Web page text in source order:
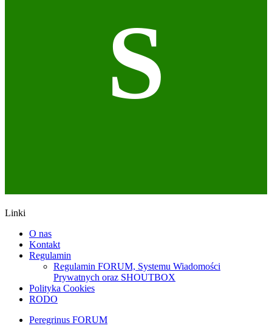
S
Linki
O nas
Kontakt
Regulamin
Regulamin FORUM, Systemu Wiadomości
Prywatnych oraz SHOUTBOX
Polityka Cookies
RODO
Peregrinus FORUM